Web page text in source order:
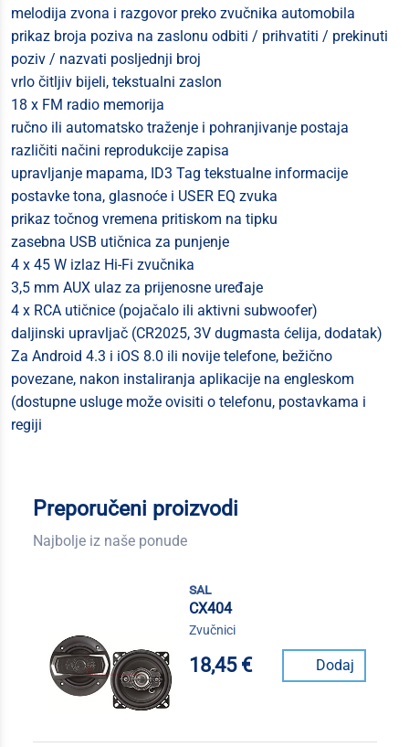
melodija zvona i razgovor preko zvučnika automobila
prikaz broja poziva na zaslonu odbiti / prihvatiti / prekinuti
poziv / nazvati posljednji broj
vrlo čitljiv bijeli, tekstualni zaslon
18 x FM radio memorija
ručno ili automatsko traženje i pohranjivanje postaja
različiti načini reprodukcije zapisa
upravljanje mapama, ID3 Tag tekstualne informacije
postavke tona, glasnoće i USER EQ zvuka
prikaz točnog vremena pritiskom na tipku
zasebna USB utičnica za punjenje
4 x 45 W izlaz Hi-Fi zvučnika
3,5 mm AUX ulaz za prijenosne uređaje
4 x RCA utičnice (pojačalo ili aktivni subwoofer)
daljinski upravljač (CR2025, 3V dugmasta ćelija, dodatak)
Za Android 4.3 i iOS 8.0 ili novije telefone, bežično
povezane, nakon instaliranja aplikacije na engleskom
(dostupne usluge može ovisiti o telefonu, postavkama i
regiji
Preporučeni proizvodi
Najbolje iz naše ponude
sal
CX404
Zvučnici
18,45 € Dodaj